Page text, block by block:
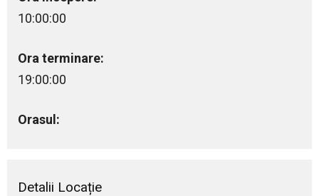
10:00:00
Ora terminare:
19:00:00
Orasul:
Detalii Locație